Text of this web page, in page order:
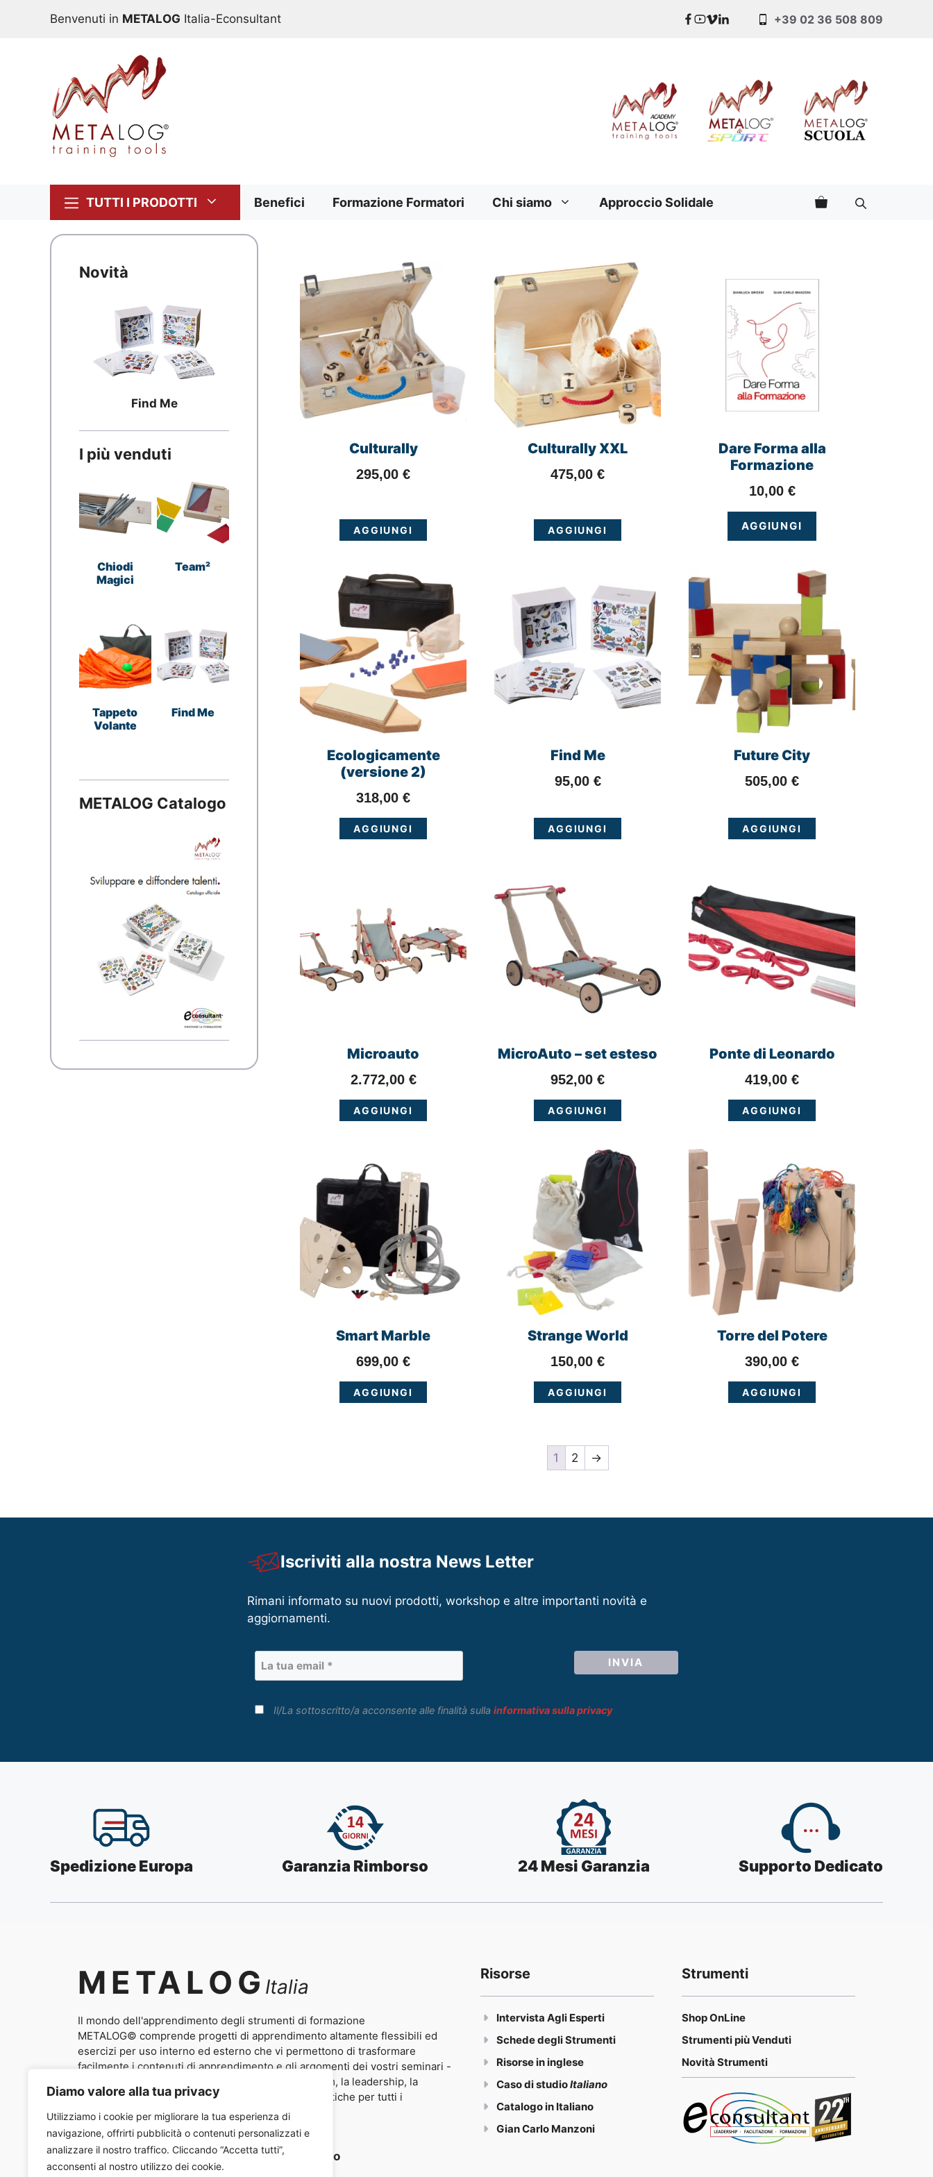
Diamo valore alla tua privacy
Utilizziamo i cookie per migliorare la tua esperienza di
navigazione, offrirti pubblicità o contenuti personalizzati e
analizzare il nostro traffico. Cliccando “Accetta tutti”,
acconsenti al nostro utilizzo dei cookie.
Benvenuti in METALOG Italia-Econsultant +39 02 36 508 809
TUTTI I PRODOTTI Benefici Formazione Formatori Chi siamo Approccio Solidale
Culturally
295,00 €
AGGIUNGI
Culturally XXL
475,00 €
AGGIUNGI
Dare Forma alla
Formazione
10,00 €
AGGIUNGI
Ecologicamente
(versione 2)
318,00 €
AGGIUNGI
Find Me
95,00 €
AGGIUNGI
Future City
505,00 €
AGGIUNGI
Microauto
2.772,00 €
AGGIUNGI
MicroAuto – set esteso
952,00 €
AGGIUNGI
Ponte di Leonardo
419,00 €
AGGIUNGI
Smart Marble
699,00 €
AGGIUNGI
Strange World
150,00 €
AGGIUNGI
Torre del Potere
390,00 €
AGGIUNGI
1 2 →
Novità
Find Me
I più venduti
Chiodi
Magici
Team²
Tappeto
Volante
Find Me
METALOG Catalogo
Iscriviti alla nostra News Letter
Rimani informato su nuovi prodotti, workshop e altre importanti novità e
aggiornamenti.
Il/La sottoscritto/a acconsente alle finalità sullainformativa sulla privacy
Spedizione Europa Garanzia Rimborso 24 Mesi Garanzia Supporto Dedicato
METALOG Italia
Il mondo dell'apprendimento degli strumenti di formazione
METALOG© comprende progetti di apprendimento altamente flessibili ed
esercizi per uso interno ed esterno che vi permettono di trasformare
facilmente i contenuti di apprendimento e gli argomenti dei vostri seminari -
come la comunicazione, le capacità e i ruoli del team, la leadership, la
negoziazione e la vendita in esperienze vivaci e pratiche per tutti i
partecipanti.
Contatti / Chi siamo
Risorse
Intervista Agli Esperti
Schede degli Strumenti
Risorse in inglese
Caso di studioItaliano
Catalogo in Italiano
Gian Carlo Manzoni
Strumenti
Shop OnLine
Strumenti più Venduti
Novità Strumenti